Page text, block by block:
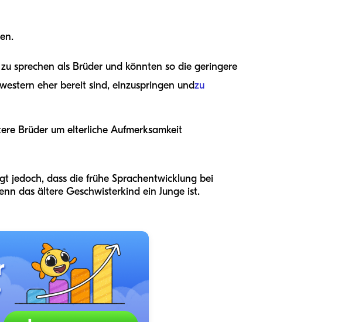
sprechen als Brüder und könnten so die geringere
eher bereit sind, einzuspringen undzu
Brüder um elterliche Aufmerksamkeit
jedoch, dass die frühe Sprachentwicklung bei
das ältere Geschwisterkind ein Junge ist.